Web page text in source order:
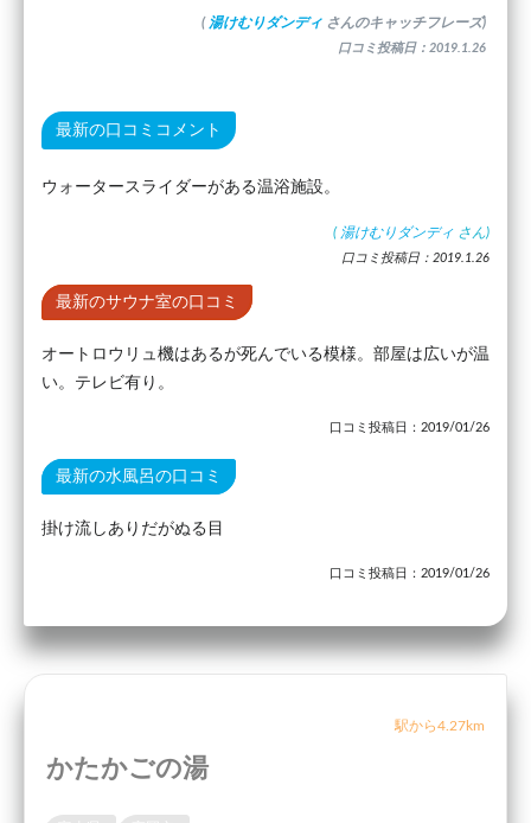
( 湯けむりダンディ さんのキャッチフレーズ)
口コミ投稿日：2019.1.26
最新の口コミコメント
ウォータースライダーがある温浴施設。
( 湯けむりダンディ さん)
口コミ投稿日：2019.1.26
最新のサウナ室の口コミ
オートロウリュ機はあるが死んでいる模様。部屋は広いが温
い。テレビ有り。
口コミ投稿日：2019/01/26
最新の水風呂の口コミ
掛け流しありだがぬる目
口コミ投稿日：2019/01/26
駅から4.27km
かたかごの湯